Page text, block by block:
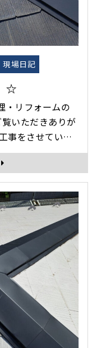
現場日記
☆
・リフォームの
ます。 屋根